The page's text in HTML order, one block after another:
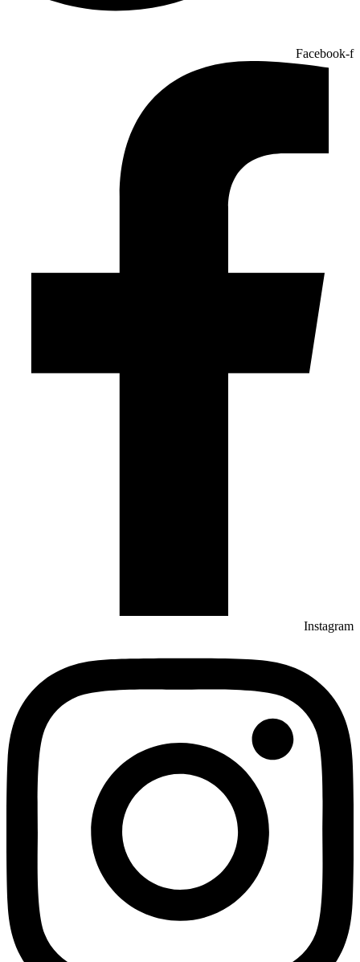
Facebook-f
Instagram